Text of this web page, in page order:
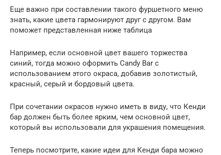
Еще важно при составлении такого фуршетного меню
знать, какие цвета гармонируют друг с другом. Вам
поможет представленная ниже таблица
Например, если основной цвет вашего торжества
синий, тогда можно оформить Candy Bar с
использованием этого окраса, добавив золотистый,
красный, серый и бордовый цвета.
При сочетании окрасов нужно иметь в виду, что Кенди
бар должен быть более ярким, чем основной цвет,
который вы использовали для украшения помещения.
Теперь посмотрите, какие идеи для Кенди бара можно